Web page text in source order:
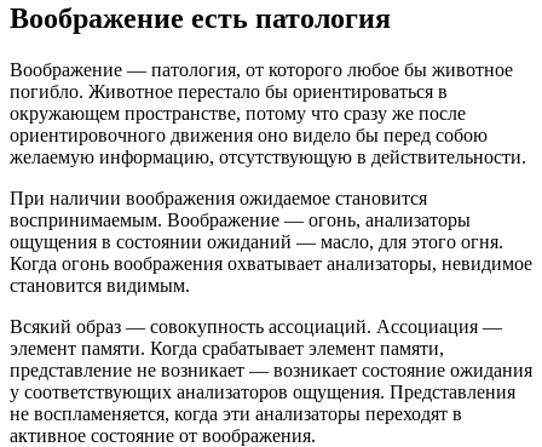
Воображение есть патология
Воображение — патология, от которого любое бы животное
погибло. Животное перестало бы ориентироваться в
окружающем пространстве, потому что сразу же после
ориентировочного движения оно видело бы перед собою
желаемую информацию, отсутствующую в действительности.
При наличии воображения ожидаемое становится
воспринимаемым. Воображение — огонь, анализаторы
ощущения в состоянии ожиданий — масло, для этого огня.
Когда огонь воображения охватывает анализаторы, невидимое
становится видимым.
Всякий образ — совокупность ассоциаций. Ассоциация —
элемент памяти. Когда срабатывает элемент памяти,
представление не возникает — возникает состояние ожидания
у соответствующих анализаторов ощущения. Представления
не воспламеняется, когда эти анализаторы переходят в
активное состояние от воображения.